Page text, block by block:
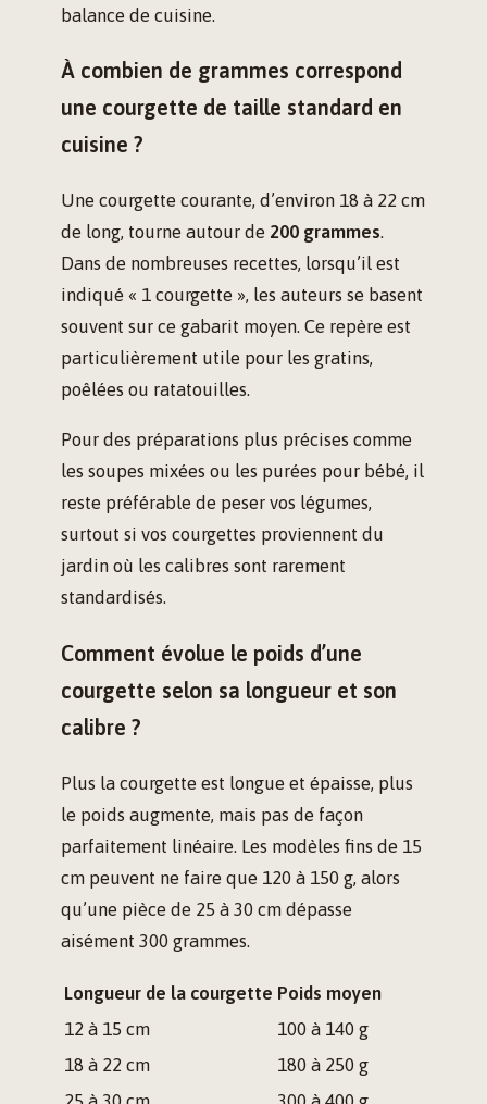
balance de cuisine.
À combien de grammes correspond
une courgette de taille standard en
cuisine ?
Une courgette courante, d’environ 18 à 22 cm
de long, tourne autour de 200 grammes.
Dans de nombreuses recettes, lorsqu’il est
indiqué « 1 courgette », les auteurs se basent
souvent sur ce gabarit moyen. Ce repère est
particulièrement utile pour les gratins,
poêlées ou ratatouilles.
Pour des préparations plus précises comme
les soupes mixées ou les purées pour bébé, il
reste préférable de peser vos légumes,
surtout si vos courgettes proviennent du
jardin où les calibres sont rarement
standardisés.
Comment évolue le poids d’une
courgette selon sa longueur et son
calibre ?
Plus la courgette est longue et épaisse, plus
le poids augmente, mais pas de façon
parfaitement linéaire. Les modèles fins de 15
cm peuvent ne faire que 120 à 150 g, alors
qu’une pièce de 25 à 30 cm dépasse
aisément 300 grammes.
Longueur de la courgette Poids moyen
12 à 15 cm
100 à 140 g
18 à 22 cm
180 à 250 g